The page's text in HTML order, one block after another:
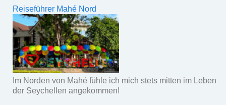
Reiseführer Mahé Nord
Im Norden von Mahé fühle ich mich stets mitten im Leben
der Seychellen angekommen!